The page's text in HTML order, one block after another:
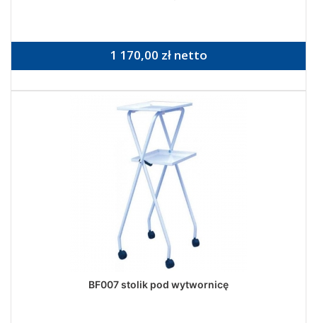
1 170,00 zł netto
BF007 stolik pod wytwornicę